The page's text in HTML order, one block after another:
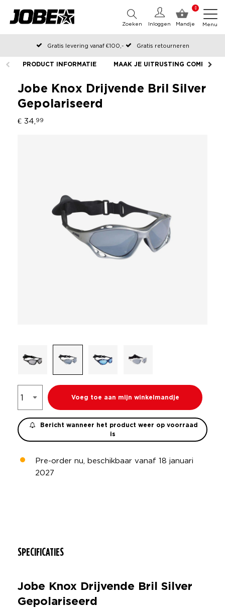
0
Mandje
Inloggen
Zoeken Menu
Gratis levering vanaf €100,-
Gratis retourneren
Officiële Jobe webshop
Op werkdagen voor 12:00 uur besteld, dezelfde dag verzonden
PRODUCT INFORMATIE MAAK JE UITRUSTING COMPLEET
Jobe Knox Drijvende Bril Silver
Gepolariseerd
€ 34, 99
Voeg toe aan mijn winkelmandje
Bericht wanneer het product weer op voorraad
is
Pre-order nu, beschikbaar vanaf 18 januari
2027
SPECIFICATIES
Jobe Knox Drijvende Bril Silver
Gepolariseerd